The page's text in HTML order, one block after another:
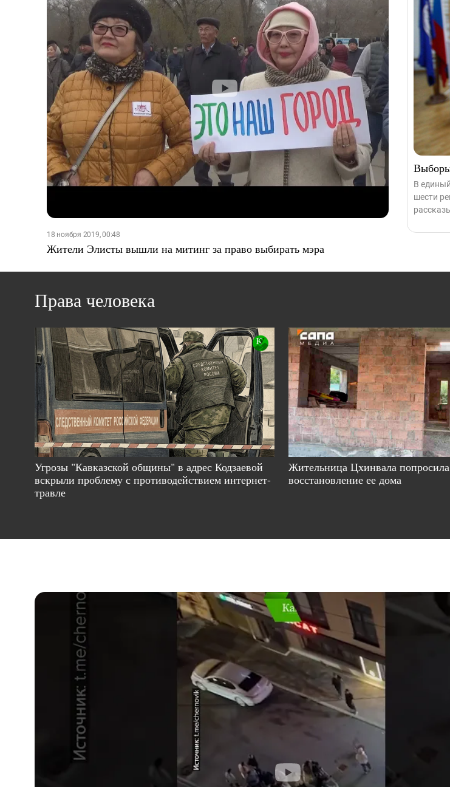
18 ноября 2019, 00:48
Жители Элисты вышли на митинг за право выбирать мэра
В
шести
Права человека
Угрозы "Кавказской общины" в адрес Кодзаевой
вскрыли проблему с противодействием интернет-
травле
Жительница Цхинвала
восстановление ее дома